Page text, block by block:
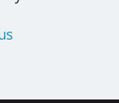
40 määrä